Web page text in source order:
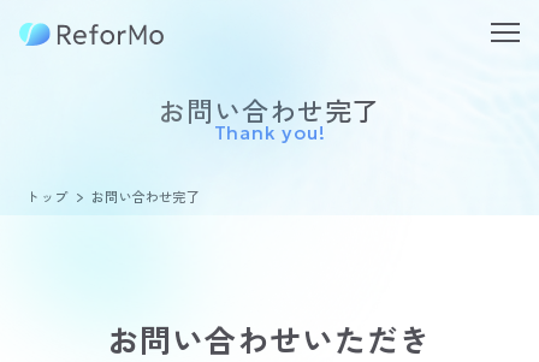
お問い合わせ完了
Thank you!
トップ お問い合わせ完了
お問い合わせいただき